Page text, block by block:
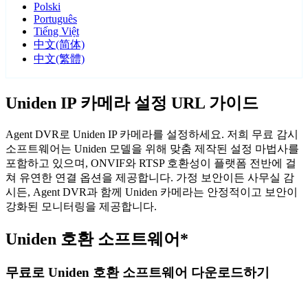
Polski
Português
Tiếng Việt
中文(简体)
中文(繁體)
Uniden IP 카메라 설정 URL 가이드
Agent DVR로 Uniden IP 카메라를 설정하세요. 저희 무료 감시
소프트웨어는 Uniden 모델을 위해 맞춤 제작된 설정 마법사를
포함하고 있으며, ONVIF와 RTSP 호환성이 플랫폼 전반에 걸
쳐 유연한 연결 옵션을 제공합니다. 가정 보안이든 사무실 감
시든, Agent DVR과 함께 Uniden 카메라는 안정적이고 보안이
강화된 모니터링을 제공합니다.
Uniden 호환 소프트웨어*
무료로 Uniden 호환 소프트웨어 다운로드하기